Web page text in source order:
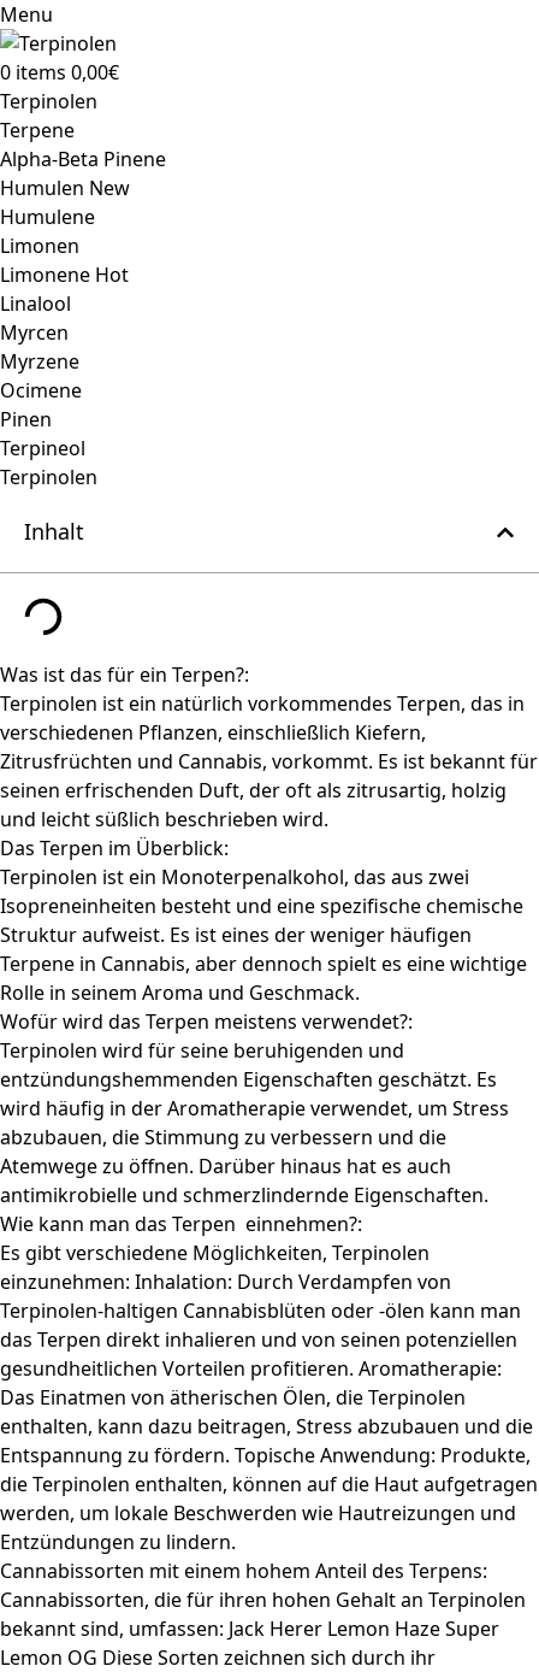
Menu
0 items 0,00€
Terpinolen
Terpene
Alpha-Beta Pinene
Humulen New
Humulene
Limonen
Limonene Hot
Linalool
Myrcen
Myrzene
Ocimene
Pinen
Terpineol
Terpinolen
Inhalt
Was ist das für ein Terpen?:
Terpinolen ist ein natürlich vorkommendes Terpen, das in
verschiedenen Pflanzen, einschließlich Kiefern,
Zitrusfrüchten und Cannabis, vorkommt. Es ist bekannt für
seinen erfrischenden Duft, der oft als zitrusartig, holzig
und leicht süßlich beschrieben wird.
Das Terpen im Überblick:
Terpinolen ist ein Monoterpenalkohol, das aus zwei
Isopreneinheiten besteht und eine spezifische chemische
Struktur aufweist. Es ist eines der weniger häufigen
Terpene in Cannabis, aber dennoch spielt es eine wichtige
Rolle in seinem Aroma und Geschmack.
Wofür wird das Terpen meistens verwendet?:
Terpinolen wird für seine beruhigenden und
entzündungshemmenden Eigenschaften geschätzt. Es
wird häufig in der Aromatherapie verwendet, um Stress
abzubauen, die Stimmung zu verbessern und die
Atemwege zu öffnen. Darüber hinaus hat es auch
antimikrobielle und schmerzlindernde Eigenschaften.
Wie kann man das Terpen einnehmen?:
Es gibt verschiedene Möglichkeiten, Terpinolen
einzunehmen: Inhalation: Durch Verdampfen von
Terpinolen-haltigen Cannabisblüten oder -ölen kann man
das Terpen direkt inhalieren und von seinen potenziellen
gesundheitlichen Vorteilen profitieren. Aromatherapie:
Das Einatmen von ätherischen Ölen, die Terpinolen
enthalten, kann dazu beitragen, Stress abzubauen und die
Entspannung zu fördern. Topische Anwendung: Produkte,
die Terpinolen enthalten, können auf die Haut aufgetragen
werden, um lokale Beschwerden wie Hautreizungen und
Entzündungen zu lindern.
Cannabissorten mit einem hohem Anteil des Terpens:
Cannabissorten, die für ihren hohen Gehalt an Terpinolen
bekannt sind, umfassen: Jack Herer Lemon Haze Super
Lemon OG Diese Sorten zeichnen sich durch ihr